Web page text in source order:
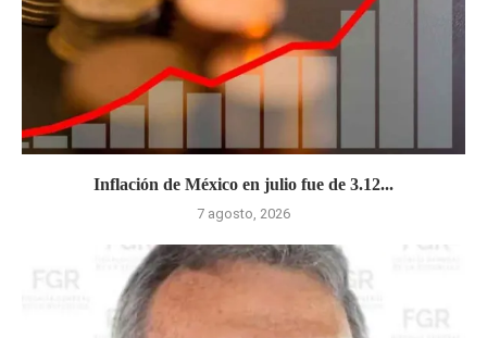
Inflación de México en julio fue de 3.12...
7 agosto, 2026